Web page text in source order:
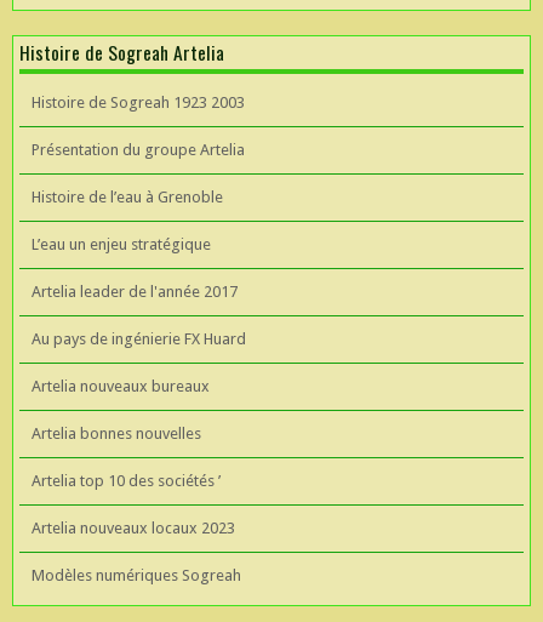
Histoire de Sogreah Artelia
Histoire de Sogreah 1923 2003
Présentation du groupe Artelia
Histoire de l’eau à Grenoble
L’eau un enjeu stratégique
Artelia leader de l'année 2017
Au pays de ingénierie FX Huard
Artelia nouveaux bureaux
Artelia bonnes nouvelles
Artelia top 10 des sociétés ’
Artelia nouveaux locaux 2023
Modèles numériques Sogreah